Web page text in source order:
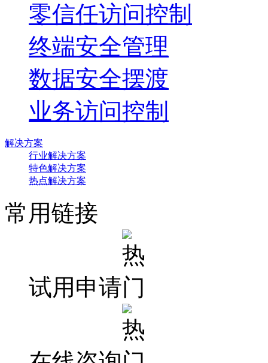
零信任访问控制
终端安全管理
数据安全摆渡
业务访问控制
解决方案
行业解决方案
特色解决方案
热点解决方案
常用链接
试用申请